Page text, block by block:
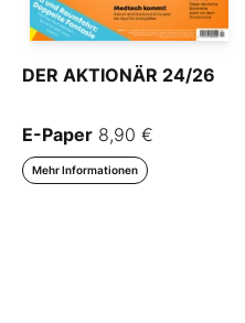
DER AKTIONÄR 24/26
E-Paper 8,90 €
Mehr Informationen